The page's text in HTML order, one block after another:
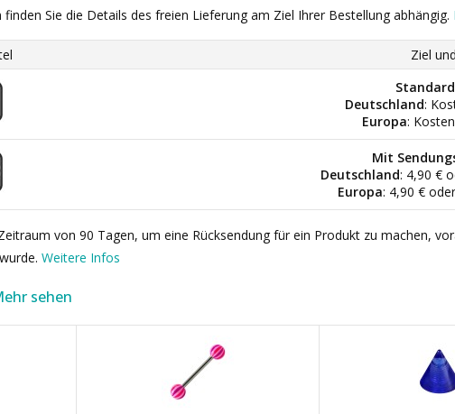
finden Sie die Details des freien Lieferung am Ziel Ihrer Bestellung abhängig.
Ziel
Deutschland:
Europa:
Mit
Deutschland: 4,90 €
Europa: 4,90 €
von 90 Tagen, um eine Rücksendung für ein Produkt zu machen,
Weitere Infos
sehen